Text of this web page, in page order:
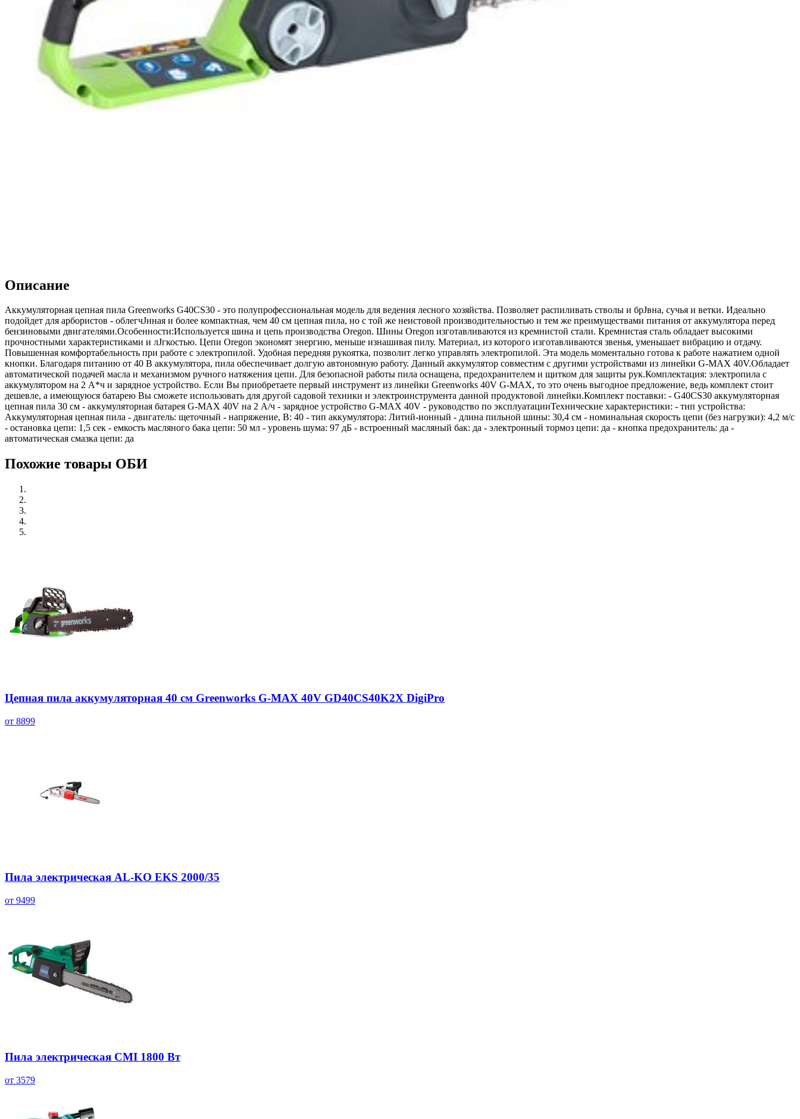
Описание
Аккумуляторная цепная пила Greenworks G40CS30 - это полупрофессиональная модель для ведения лесного хозяйства. Позволяет распиливать стволы и брЈвна, сучья и ветки. Идеально
подойдет для арбористов - облегчЈнная и более компактная, чем 40 см цепная пила, но с той же неистовой производительностью и тем же преимуществами питания от аккумулятора перед
бензиновыми двигателями.Особенности:Используется шина и цепь производства Oregon. Шины Oregon изготавливаются из кремнистой стали. Кремнистая сталь обладает высокими
прочностными характеристиками и лЈгкостью. Цепи Oregon экономят энергию, меньше изнашивая пилу. Материал, из которого изготавливаются звенья, уменьшает вибрацию и отдачу.
Повышенная комфортабельность при работе с электропилой. Удобная передняя рукоятка, позволит легко управлять электропилой. Эта модель моментально готова к работе нажатием одной
кнопки. Благодаря питанию от 40 В аккумулятора, пила обеспечивает долгую автономную работу. Данный аккумулятор совместим с другими устройствами из линейки G-MAX 40V.Обладает
автоматической подачей масла и механизмом ручного натяжения цепи. Для безопасной работы пила оснащена, предохранителем и щитком для защиты рук.Комплектация: электропила с
аккумулятором на 2 А*ч и зарядное устройство. Если Вы приобретаете первый инструмент из линейки Greenworks 40V G-MAX, то это очень выгодное предложение, ведь комплект стоит
дешевле, а имеющуюся батарею Вы сможете использовать для другой садовой техники и электроинструмента данной продуктовой линейки.Комплект поставки: - G40CS30 аккумуляторная
цепная пила 30 см - аккумуляторная батарея G-MAX 40V на 2 А/ч - зарядное устройство G-MAX 40V - руководство по эксплуатацииТехнические характеристики: - тип устройства:
Аккумуляторная цепная пила - двигатель: щеточный - напряжение, В: 40 - тип аккумулятора: Литий-ионный - длина пильной шины: 30,4 см - номинальная скорость цепи (без нагрузки): 4,2 м/с
- остановка цепи: 1,5 сек - емкость масляного бака цепи: 50 мл - уровень шума: 97 дБ - встроенный масляный бак: да - электронный тормоз цепи: да - кнопка предохранитель: да -
автоматическая смазка цепи: да
Похожие товары ОБИ
Цепная пила аккумуляторная 40 см Greenworks G-MAX 40V GD40CS40K2X DigiPro
от 8899
Пила электрическая AL-KO EKS 2000/35
от 9499
Пила электрическая CMI 1800 Вт
от 3579